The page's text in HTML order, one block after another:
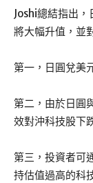
Joshi總結指出
將大幅升值，並
第一，日圓兌美
第二，由於日圓
效對沖科技股下
第三，投資者可
持估值過高的科